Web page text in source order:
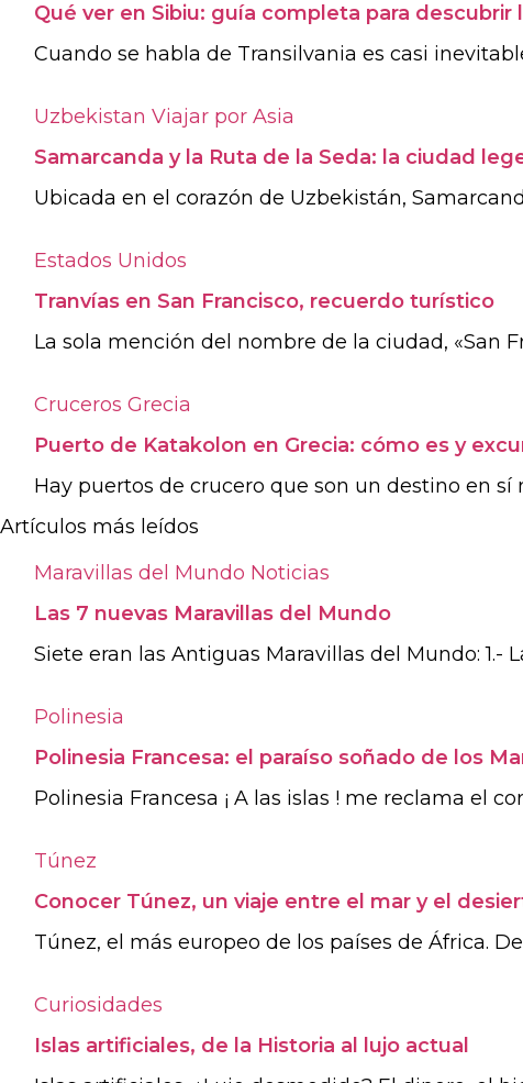
Qué ver en Sibiu: guía completa para descubrir
Cuando se habla de Transilvania es casi
Uzbekistan Viajar por Asia
Samarcanda y la Ruta de la Seda: la ciudad
Ubicada en el corazón de Uzbekistán,
Estados Unidos
Tranvías en San Francisco, recuerdo turístico
La sola mención del nombre de la ciudad, «San
Cruceros Grecia
Puerto de Katakolon en Grecia: cómo es y
Hay puertos de crucero que son un destino en sí
Artículos más leídos
Maravillas del Mundo Noticias
Las 7 nuevas Maravillas del Mundo
Siete eran las Antiguas Maravillas del Mundo: 1.-
Polinesia
Polinesia Francesa: el paraíso soñado de los
Polinesia Francesa ¡ A las islas ! me reclama el
Túnez
Conocer Túnez, un viaje entre el mar y el
Túnez, el más europeo de los países de África.
Curiosidades
Islas artificiales, de la Historia al lujo actual